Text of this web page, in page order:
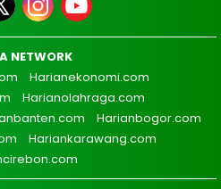
NETWORK
Harianekonomi.com
Harianolahraga.com
Harianbogor.com
Hariankarawang.com